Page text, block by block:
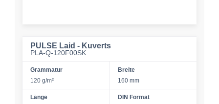
PULSE Laid - Kuverts
PLA-Q-120F00SK
Grammatur
120 g/m²
Breite
160 mm
Länge
DIN Format